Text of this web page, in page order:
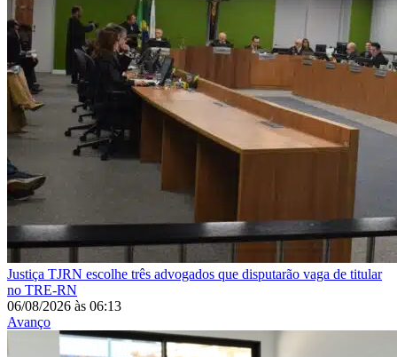
Justiça TJRN escolhe três advogados que disputarão vaga de titular
no TRE-RN
06/08/2026 às 06:13
Avanço